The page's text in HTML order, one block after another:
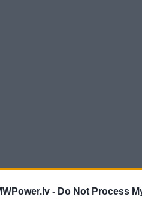
- Do Not Process